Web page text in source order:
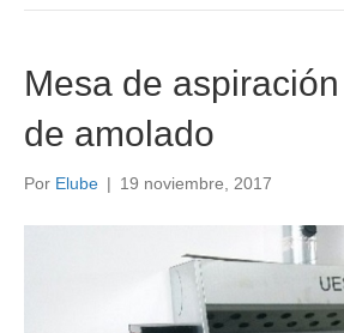
Mesa de
de amolado
Por Elube | 19 noviembre, 2017